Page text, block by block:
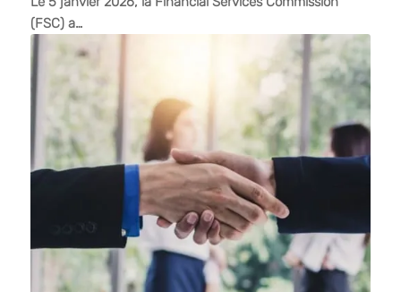
(FSC) a…